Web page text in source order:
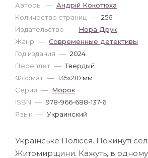
Авторы — Андрій Кокотюха
Количество страниц — 256
Издательство — Нора Друк
Жанр — Современные детективы
Год издания — 2024
Переплет — Твердый
Формат — 135x210 мм
Серия — Морок
ISBN — 978-966-688-137-6
Язык — Украинский
Українське Полісся. Покинуті
Житомирщини. Кажуть, в одному